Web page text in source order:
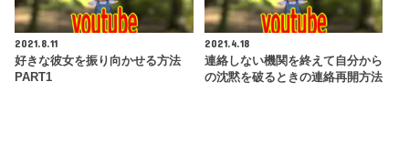
2021.8.11
好きな彼女を振り向かせる方法
PART1
2021.4.18
連絡しない機関を終えて自分から
の沈黙を破るときの連絡再開方法